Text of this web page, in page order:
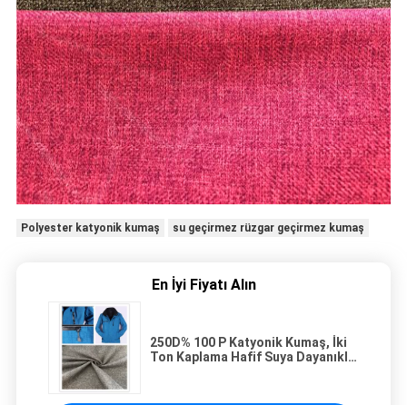
Polyester katyonik kumaş su geçirmez rüzgar geçirmez kumaş
En İyi Fiyatı Alın
250D% 100 P Katyonik Kumaş, İki
Ton Kaplama Hafif Suya Dayanıklı